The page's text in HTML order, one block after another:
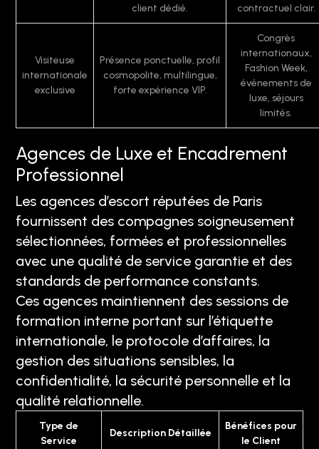
client dédié.
contractuel clair.
Visiteuse
internationale
exclusive
Présence ponctuelle, profil
cosmopolite, multilingue,
forte expérience VIP.
Congrès
internationaux,
Fashion Week,
événements de
luxe, séjours
limités.
Agences de Luxe et Encadrement
Professionnel
Les agences d’escort réputées de Paris
fournissent des compagnes soigneusement
sélectionnées, formées et professionnelles
avec une qualité de service garantie et des
standards de performance constants.
Ces agences maintiennent des sessions de
formation interne portant sur l’étiquette
internationale, le protocole d’affaires, la
gestion des situations sensibles, la
confidentialité, la sécurité personnelle et la
qualité relationnelle.
Type de
Service
Description Détaillée
Bénéfices pour
le Client